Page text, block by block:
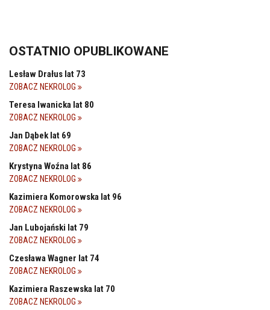
OSTATNIO OPUBLIKOWANE
Lesław Drałus lat 73
ZOBACZ NEKROLOG
Teresa Iwanicka lat 80
ZOBACZ NEKROLOG
Jan Dąbek lat 69
ZOBACZ NEKROLOG
Krystyna Woźna lat 86
ZOBACZ NEKROLOG
Kazimiera Komorowska lat 96
ZOBACZ NEKROLOG
Jan Lubojański lat 79
ZOBACZ NEKROLOG
Czesława Wagner lat 74
ZOBACZ NEKROLOG
Kazimiera Raszewska lat 70
ZOBACZ NEKROLOG